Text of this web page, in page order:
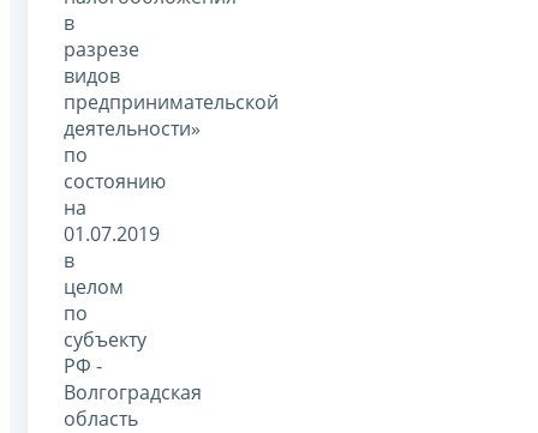
в
разрезе
видов
предпринимательской
деятельности»
по
состоянию
на
01.07.2019
в
целом
по
субъекту
РФ -
Волгоградская
область